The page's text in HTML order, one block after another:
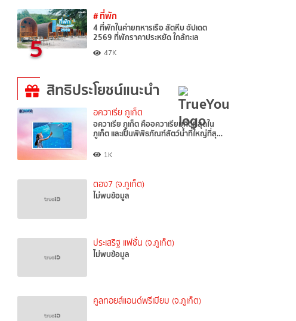
5
# ที่พัก
4 ที่พักในค่ายทหารเรือ สัตหีบ อัปเดต
2569 ที่พักราคาประหยัด ใกล้ทะเล
47K
สิทธิประโยชน์แนะนำ
อควาเรีย ภูเก็ต
อควาเรีย ภูเก็ต คืออควาเรียมที่ดีที่สุดใน
ภูเก็ต และเป็นพิพิธภัณฑ์สัตว์น้ำที่ใหญ่ที่สุ…
1K
ตอง7 (จ.ภูเก็ต)
ไม่พบข้อมูล
ประเสริฐ แฟชั่น (จ.ภูเก็ต)
ไม่พบข้อมูล
คูลทอยส์แอนด์พรีเมียม (จ.ภูเก็ต)